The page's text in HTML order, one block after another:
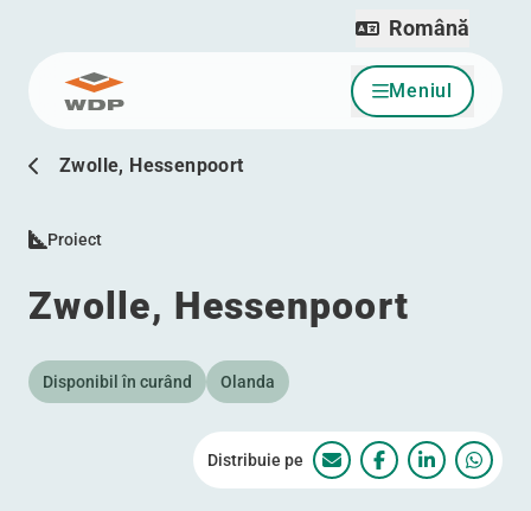
Sari la conținut Meniul
Română
Zwolle, Hessenpoort
Proiect
Zwolle, Hessenpoort
Disponibil în curând Olanda
Distribuie pe Zwolle, Hessenpoort
Zwolle,Zwolle,